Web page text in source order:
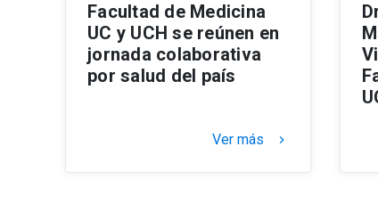
Facultad de Medicina
UC y UCH se reúnen en
jornada colaborativa
por salud del país
Ver más keyboard_arrow_right